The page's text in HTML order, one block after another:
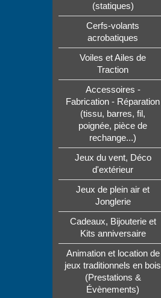
(statiques)
Cerfs-volants
acrobatiques
Voiles et Ailes de
Traction
Accessoires -
Fabrication - Réparation
(tissu, barres, fil,
poignée, pièce de
rechange...)
Jeux du vent, Déco
d'extérieur
Jeux de plein air et
Jonglerie
Cadeaux, Bijouterie et
Kits anniversaire
Animation et location de
jeux traditionnels en bois
(Prestations &
Évènements)